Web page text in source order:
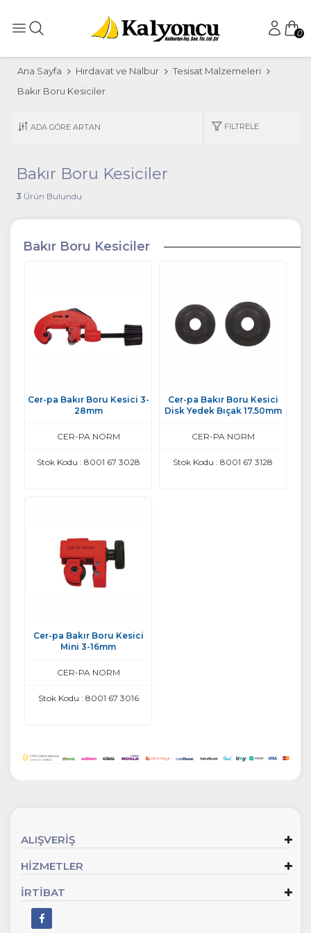
0
Ana Sayfa Hırdavat ve Nalbur
Tesisat Malzemeleri
Bakır Boru Kesiciler
FILTRELE
Bakır Boru Kesiciler
3 Ürün Bulundu
Bakır Boru Kesiciler
Cer-pa Bakır Boru Kesici 3-
28mm
CER-PA NORM
Stok Kodu : 8001 67 3028
Cer-pa Bakır Boru Kesici
Disk Yedek Bıçak 17.50mm
CER-PA NORM
Stok Kodu : 8001 67 3128
Cer-pa Bakır Boru Kesici
Mini 3-16mm
CER-PA NORM
Stok Kodu : 8001 67 3016
ALIŞVERİŞ
HİZMETLER
İRTİBAT